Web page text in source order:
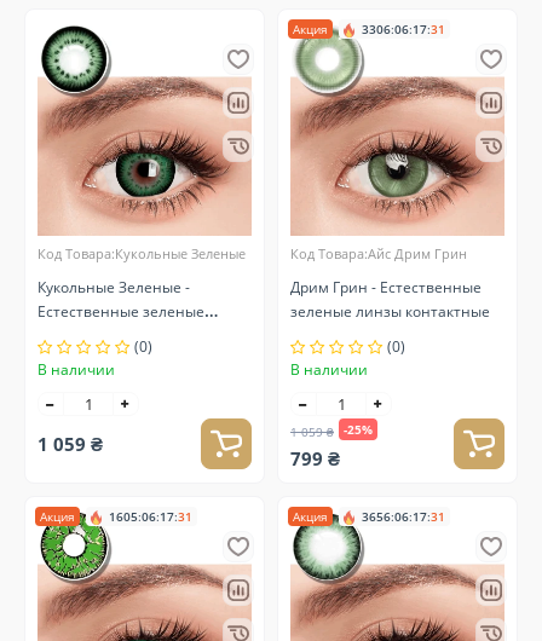
Код Товара:Кукольные Зеленые
Кукольные Зеленые -
Естественные зеленые
линзы контактные
(0)
В наличии
1 059 ₴
Акция 3306:06:17:30
Код Товара:Айс Дрим Грин
Дрим Грин - Естественные
зеленые линзы контактные
(0)
В наличии
1 059 ₴ -25%
799 ₴
Акция 1605:06:17:30 Акция 3656:06:17:30